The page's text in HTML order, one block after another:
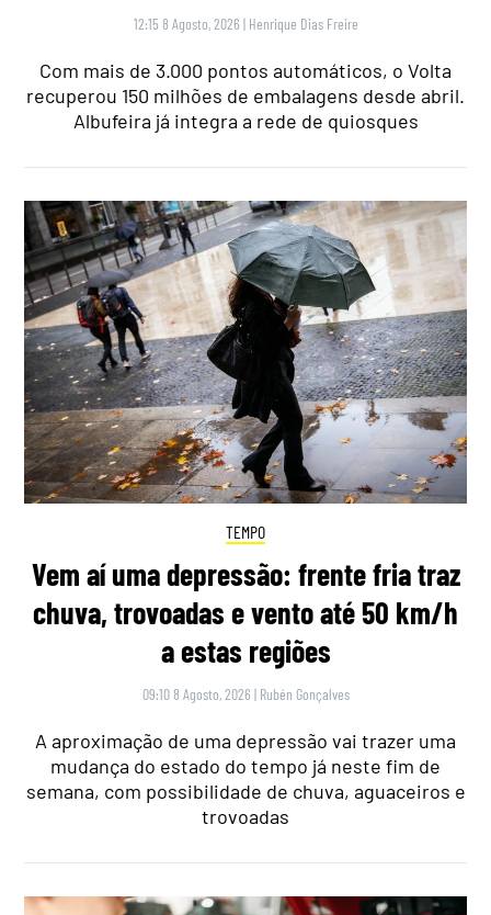
12:15 8 Agosto, 2026 | Henrique Dias Freire
Com mais de 3.000 pontos automáticos, o Volta
recuperou 150 milhões de embalagens desde abril.
Albufeira já integra a rede de quiosques
TEMPO
Vem aí uma depressão: frente fria traz
chuva, trovoadas e vento até 50 km/h
a estas regiões
09:10 8 Agosto, 2026 | Rubén Gonçalves
A aproximação de uma depressão vai trazer uma
mudança do estado do tempo já neste fim de
semana, com possibilidade de chuva, aguaceiros e
trovoadas